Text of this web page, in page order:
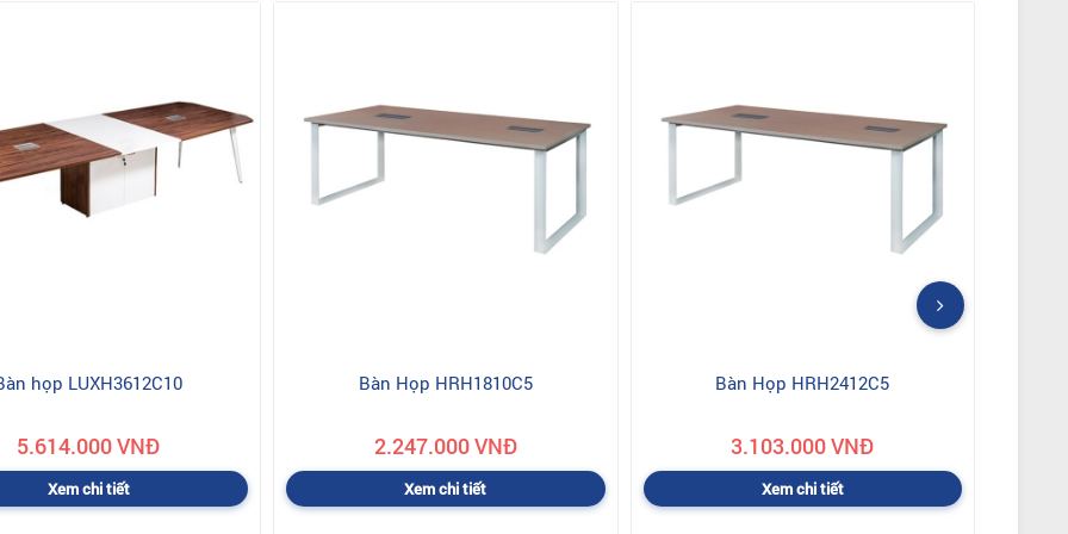
họp LUXH3612C10
5.614.000 VNĐ
Xem chi tiết
Bàn Họp HRH1810C5
2.247.000 VNĐ
Xem chi tiết
Bàn Họp HRH2412C5
3.103.000 VNĐ
Xem chi tiết